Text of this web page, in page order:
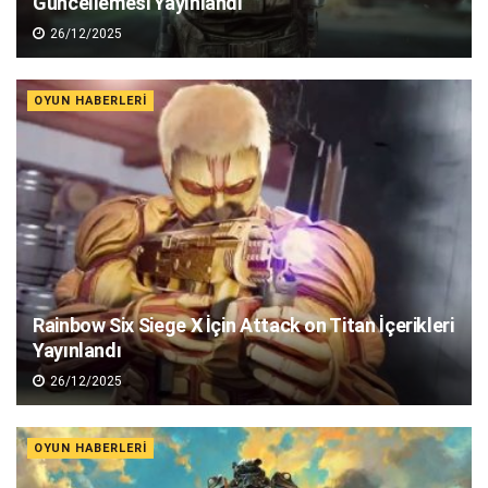
26/12/2025
OYUN HABERLERI
Rainbow Six Siege X İçin Attack on Titan İçerikleri
Yayınlandı
26/12/2025
OYUN HABERLERI